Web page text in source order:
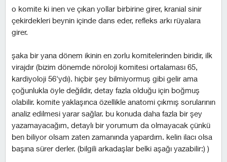
o komite ki inen ve çıkan yollar birbirine girer, kranial sinir
çekirdekleri beynin içinde dans eder, refleks arkı rüyalara
girer.
şaka bir yana dönem ikinin en zorlu komitelerinden biridir, ilk
virajdır (bizim dönemde nöroloji komitesi ortalaması 65,
kardiyoloji 56'ydı). hiçbir şey bilmiyormuş gibi gelir ama
çoğunlukla öyle değildir, detay fazla olduğu için boğmuş
olabilir. komite yaklaşınca özellikle anatomi çıkmış sorularının
analiz edilmesi yarar sağlar. bu konuda daha fazla bir şey
yazamayacağım, detaylı bir yorumum da olmayacak çünkü
ben biliyor olsam zaten zamanında yapardım. kelin ilacı olsa
başına sürer derler. (bilgili arkadaşlar belki aşağı yazabilir:) )